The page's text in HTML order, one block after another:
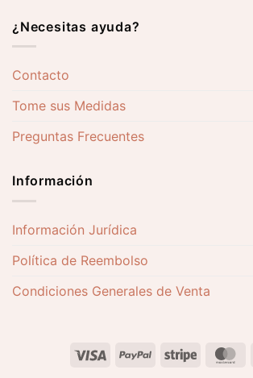
¿Necesitas ayuda?
Contacto
Tome sus Medidas
Preguntas Frecuentes
Información
Información Jurídica
Política de Reembolso
Condiciones Generales de Venta